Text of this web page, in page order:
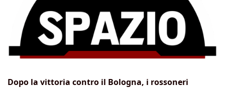
Dopo la vittoria contro il Bologna, i rossoneri